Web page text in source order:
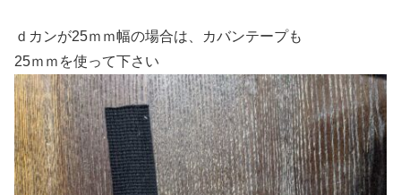
ｄカンが25ｍｍ幅の場合は、カバンテープも
25ｍｍを使って下さい